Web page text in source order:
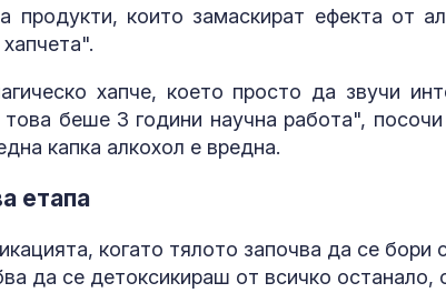
които замаскират ефекта от
хапче, което просто да звучи
беше 3 години научна работа",
капка алкохол е вредна.
етапа
когато тялото започва да се бори
да се детоксикираш от всичко останало,